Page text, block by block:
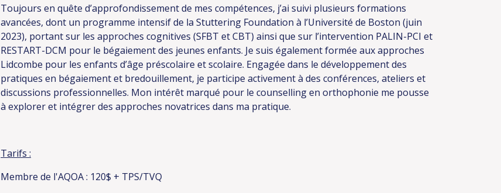
Toujours en quête d’approfondissement de mes compétences, j’ai suivi plusieurs formations
avancées, dont un programme intensif de la Stuttering Foundation à l’Université de Boston (juin
2023), portant sur les approches cognitives (SFBT et CBT) ainsi que sur l’intervention PALIN-PCI et
RESTART-DCM pour le bégaiement des jeunes enfants. Je suis également formée aux approches
Lidcombe pour les enfants d’âge préscolaire et scolaire. Engagée dans le développement des
pratiques en bégaiement et bredouillement, je participe activement à des conférences, ateliers et
discussions professionnelles. Mon intérêt marqué pour le counselling en orthophonie me pousse
à explorer et intégrer des approches novatrices dans ma pratique.
Tarifs :
Membre de l'AQOA : 120$ + TPS/TVQ